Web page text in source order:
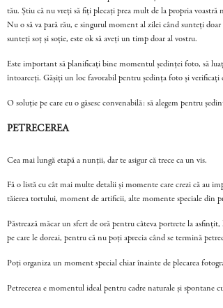
tău. Știu că nu vreți să fiți plecați prea mult de la propria
Nu o să va pară rău, e singurul moment al zilei când sunteți
sunteți soț și soție, este ok să aveți un timp doar al vostru.
Este important să planificați bine momentul ședinței foto, să
întoarceți. Gășiți un loc favorabil pentru ședința foto și verificați
O soluție pe care eu o găsesc convenabilă: să alegem pentru
PETRECEREA
Cea mai lungă etapă a nunții, dar te asigur că trece ca un vis.
Fă o listă cu cât mai multe detalii și momente care crezi că au
tăierea tortului, moment de artificii, alte momente speciale din
Păstrează măcar un sfert de oră pentru câteva portrete la
pe care le doreai, pentru că nu poți aprecia când se termină
Poți organiza un moment special chiar înainte de plecarea
Petrecerea e momentul ideal pentru cadre naturale și spontane